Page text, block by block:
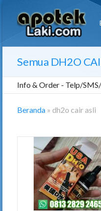
Semua DH2O
Info & Order - Telp/
Beranda » dh2o cair asli
Cair
Asli